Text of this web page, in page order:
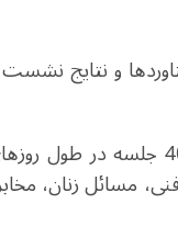
و نتایج
مسائل زنان،